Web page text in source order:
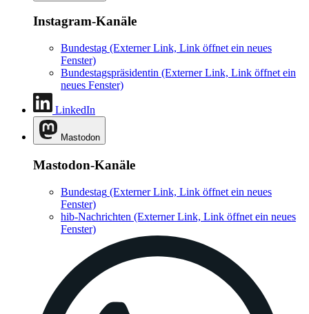
Instagram-Kanäle
Bundestag (Externer Link, Link öffnet ein neues
Fenster)
Bundestagspräsidentin (Externer Link, Link öffnet ein
neues Fenster)
LinkedIn
Mastodon
Mastodon-Kanäle
Bundestag (Externer Link, Link öffnet ein neues
Fenster)
hib-Nachrichten (Externer Link, Link öffnet ein neues
Fenster)